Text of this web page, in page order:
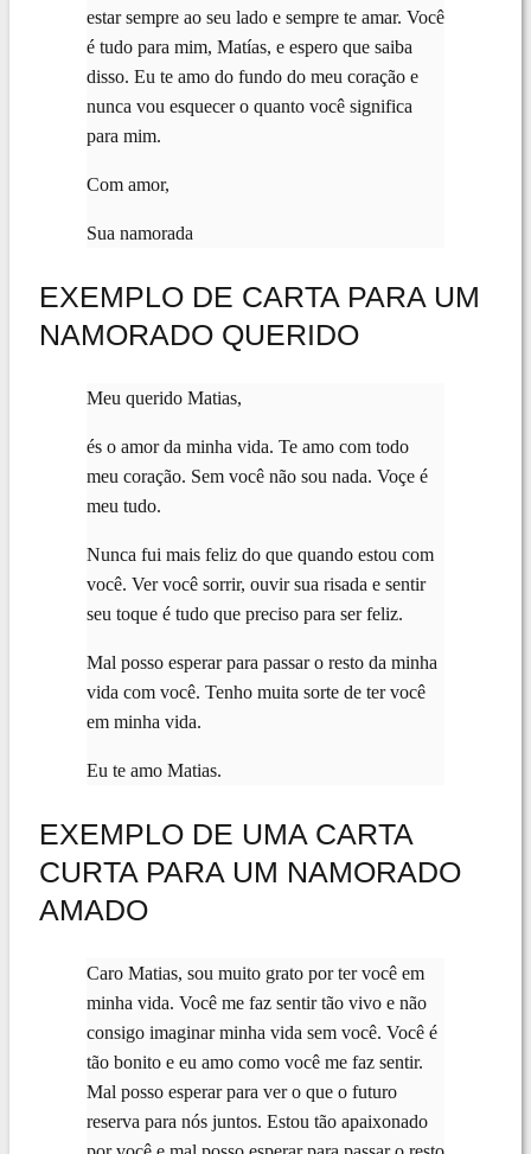
estar sempre ao seu lado e sempre te amar. Você
é tudo para mim, Matías, e espero que saiba
disso. Eu te amo do fundo do meu coração e
nunca vou esquecer o quanto você significa
para mim.
Com amor,
Sua namorada
EXEMPLO DE CARTA PARA UM
NAMORADO QUERIDO
Meu querido Matias,
és o amor da minha vida. Te amo com todo
meu coração. Sem você não sou nada. Voçe é
meu tudo.
Nunca fui mais feliz do que quando estou com
você. Ver você sorrir, ouvir sua risada e sentir
seu toque é tudo que preciso para ser feliz.
Mal posso esperar para passar o resto da minha
vida com você. Tenho muita sorte de ter você
em minha vida.
Eu te amo Matias.
EXEMPLO DE UMA CARTA
CURTA PARA UM NAMORADO
AMADO
Caro Matias, sou muito grato por ter você em
minha vida. Você me faz sentir tão vivo e não
consigo imaginar minha vida sem você. Você é
tão bonito e eu amo como você me faz sentir.
Mal posso esperar para ver o que o futuro
reserva para nós juntos. Estou tão apaixonado